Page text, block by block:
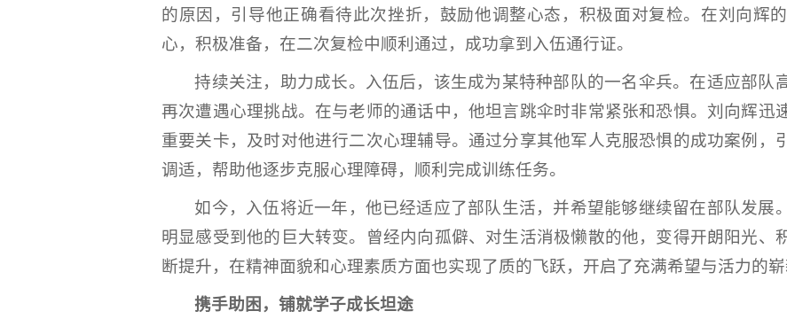
的原因，引导他正确看待此次挫折，鼓励他调整心态，积极面对复检。在刘向辉
心，积极准备，在二次复检中顺利通过，成功拿到入伍通行证。
持续关注，助力成长。入伍后，该生成为某特种部队的一名伞兵。在适应部队
再次遭遇心理挑战。在与老师的通话中，他坦言跳伞时非常紧张和恐惧。刘向辉迅
重要关卡，及时对他进行二次心理辅导。通过分享其他军人克服恐惧的成功案例，
调适，帮助他逐步克服心理障碍，顺利完成训练任务。
如今，入伍将近一年，他已经适应了部队生活，并希望能够继续留在部队发展
明显感受到他的巨大转变。曾经内向孤僻、对生活消极懒散的他，变得开朗阳光、
断提升，在精神面貌和心理素质方面也实现了质的飞跃，开启了充满希望与活力的崭
携手助困，铺就学子成长坦途